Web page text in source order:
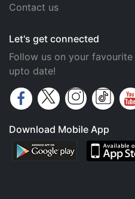
Contact us
Let's get connected
Follow us on your
upto date!
Download Mobile App